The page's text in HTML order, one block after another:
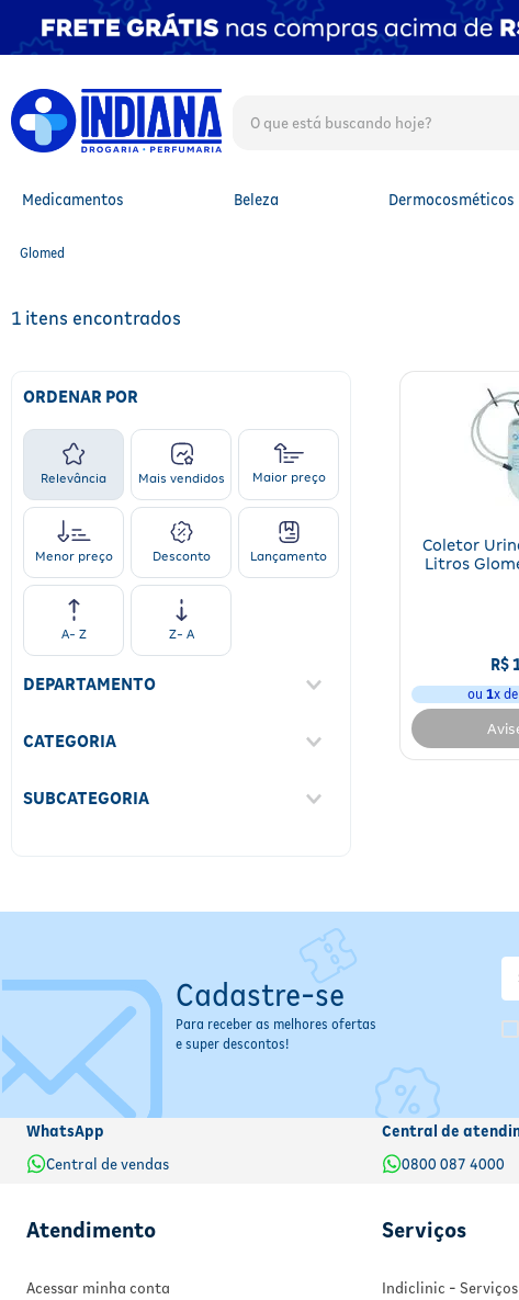
Medicamentos Beleza Dermocosméticos
Glomed
1
ORDENAR POR
Relevância Mais vendidos Maior preço
Menor preço Desconto Lançamento
A- Z Z- A
CATEGORIA
DEPARTAMENTO
SUBCATEGORIA
Coletor
Litros
R$
ou 1x de
Cadastre-se
Para receber as melhores ofertas
e super descontos!
WhatsApp
Central de vendas
Central de
0800 087 4000
Atendimento
Acessar minha conta
Serviços
Indiclinic -
TERMOS MAIS BUSCADOS
1º
fralda
lenço umedecido
7